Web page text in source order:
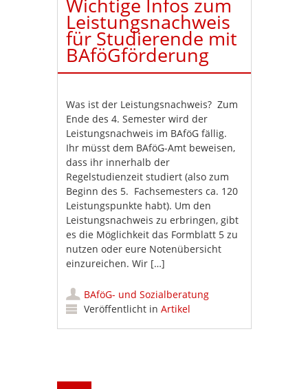
Leistungsnachweis
für Studierende mit
BAföGförderung
Was ist der Leistungsnachweis? Zum
Ende des 4. Semester wird der
Leistungsnachweis im BAföG fällig.
Ihr müsst dem BAföG-Amt beweisen,
dass ihr innerhalb der
Regelstudienzeit studiert (also zum
Beginn des 5. Fachsemesters ca. 120
Leistungspunkte habt). Um den
Leistungsnachweis zu erbringen, gibt
es die Möglichkeit das Formblatt 5 zu
nutzen oder eure Notenübersicht
einzureichen. Wir […]
BAföG- und Sozialberatung
Veröffentlicht inArtikel